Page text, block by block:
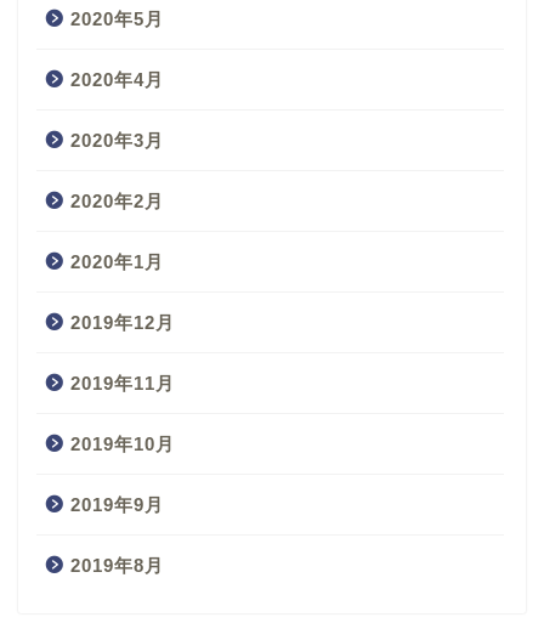
2020年5月
2020年4月
2020年3月
2020年2月
2020年1月
2019年12月
2019年11月
2019年10月
2019年9月
2019年8月